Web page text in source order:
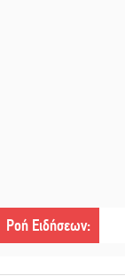
Ροή Ειδήσεων:
|| 4,2